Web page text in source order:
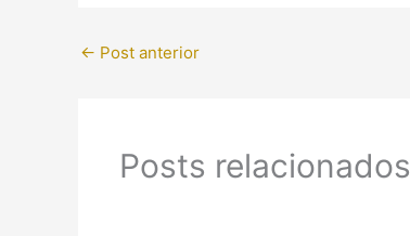
← Post anterior
Posts relacionados